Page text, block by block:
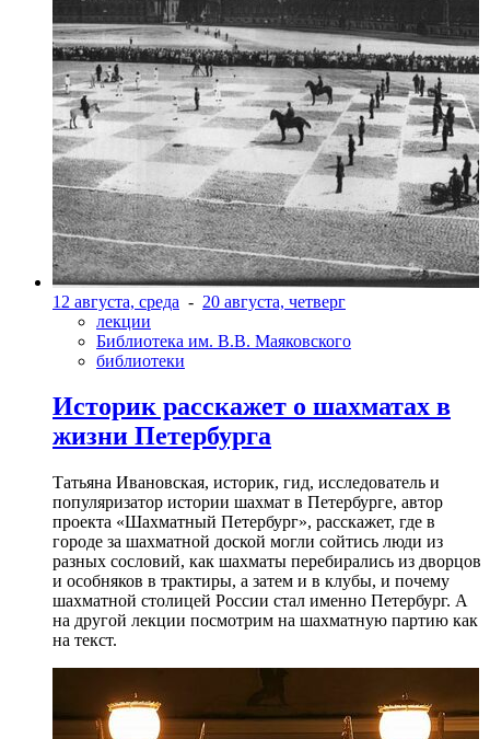
12 августа, среда - 20 августа, четверг
лекции
Библиотека им. В.В. Маяковского
библиотеки
Историк расскажет о шахматах в
жизни Петербурга
Татьяна Ивановская, историк, гид, исследователь и
популяризатор истории шахмат в Петербурге, автор
проекта «Шахматный Петербург», расскажет, где в
городе за шахматной доской могли сойтись люди из
разных сословий, как шахматы перебирались из дворцов
и особняков в трактиры, а затем и в клубы, и почему
шахматной столицей России стал именно Петербург. А
на другой лекции посмотрим на шахматную партию как
на текст.